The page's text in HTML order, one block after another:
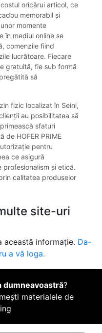
oricărui articol, ce
memorabil și
momente
în mediul online se
comenzile fiind
lucrătoare. Fiecare
gratuită, fie sub formă
să
fizic localizat în Seini,
au posibilitatea să
sfaturi
HOFER PRIME
pentru
ce asigură
și etică.
calitatea produselor
site-uri
această informație. Da-
a vă loga.
dumneavoastră?
materialele de